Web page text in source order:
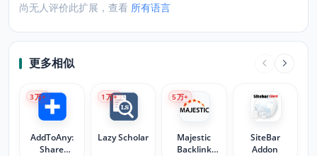
尚无人评价此扩展，查看 所有语言
更多相似
AddToAny:
Share
3万+
Lazy Scholar
1 万+
Majestic
Backlink
5万+
SiteBar
Addon